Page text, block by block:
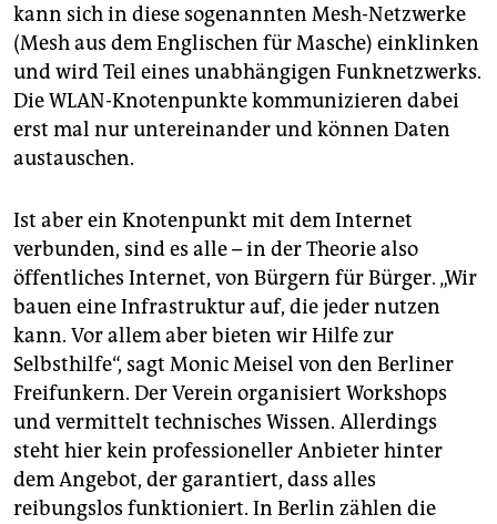
kann sich in diese sogenannten Mesh-Netzwerke
(Mesh aus dem Englischen für Masche) einklinken
und wird Teil eines unabhängigen Funknetzwerks.
Die WLAN-Knotenpunkte kommunizieren dabei
erst mal nur untereinander und können Daten
austauschen.
Ist aber ein Knotenpunkt mit dem Internet
verbunden, sind es alle – in der Theorie also
öffentliches Internet, von Bürgern für Bürger. „Wir
bauen eine Infrastruktur auf, die jeder nutzen
kann. Vor allem aber bieten wir Hilfe zur
Selbsthilfe“, sagt Monic Meisel von den Berliner
Freifunkern. Der Verein organisiert Workshops
und vermittelt technisches Wissen. Allerdings
steht hier kein professioneller Anbieter hinter
dem Angebot, der garantiert, dass alles
reibungslos funktioniert. In Berlin zählen die